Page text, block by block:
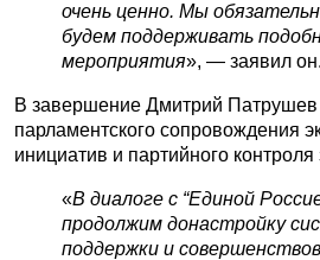
очень ценно. Мы
будем поддерживать
мероприятия», — заявил он.
В завершение Дмитрий Патрушев
парламентского сопровождения
инициатив и партийного
«В диалоге с “Единой
продолжим донастройку
поддержки и